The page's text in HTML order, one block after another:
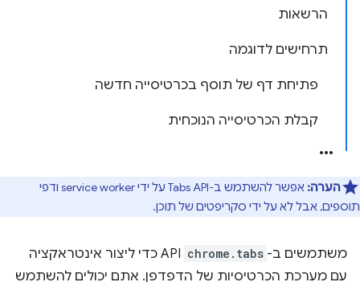
הרשאות
תרחישים לדוגמה
פתיחת דף של תוסף בכרטיסייה חדשה
קבלת הכרטיסייה הנוכחית
הערה:
אפשר להשתמש ב-Tabs API על ידי service worker ודפי
תוספים, אבל לא על ידי סקריפטים של תוכן.
משתמשים ב- chrome.tabs
API כדי ליצור אינטראקציה
עם מערכת הכרטיסיות של הדפדפן. אתם יכולים להשתמש